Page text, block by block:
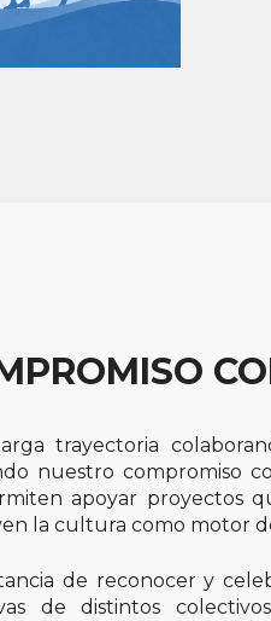
trayectoria
nuestro compromiso
apoyar proyectos
la cultura como motor
de reconocer y
de distintos